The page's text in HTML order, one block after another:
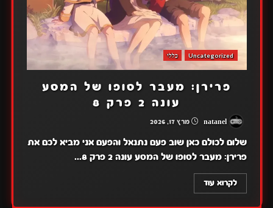
Uncategorized כללי
פרירן: מעבר לסופו של המסע
עונה 2 פרק 8
מרץ 17, 2026
שלום לכולם כאן שוב פעם נתנאל והפעם אני מביא לכם את
פרירן: מעבר לסופו של המסע עונה 2 פרק 8...
לקרוא עוד